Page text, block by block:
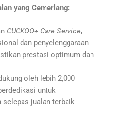
yang Cemerlang:
CUCKOO+ Care Service,
dan penyelenggaraan
prestasi optimum dan
oleh lebih 2,000
untuk
selepas jualan terbaik